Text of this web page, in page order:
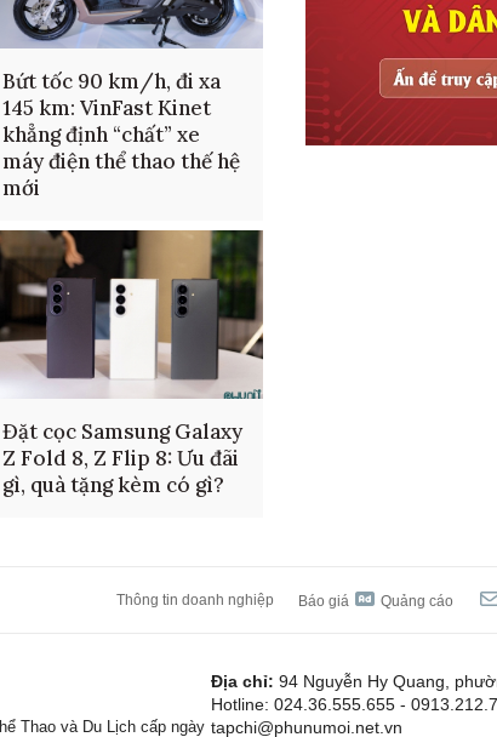
Bứt tốc 90 km/h, đi xa
145 km: VinFast Kinet
khẳng định “chất” xe
máy điện thể thao thế hệ
mới
Đặt cọc Samsung Galaxy
Z Fold 8, Z Flip 8: Ưu đãi
gì, quà tặng kèm có gì?
Thông tin doanh nghiệp Báo giá Quảng cáo
Thao và Du Lịch cấp ngày
Địa chỉ: 94 Nguyễn Hy Quang,
Hotline: 024.36.555.655 -
tapchi@phunumoi.net.vn